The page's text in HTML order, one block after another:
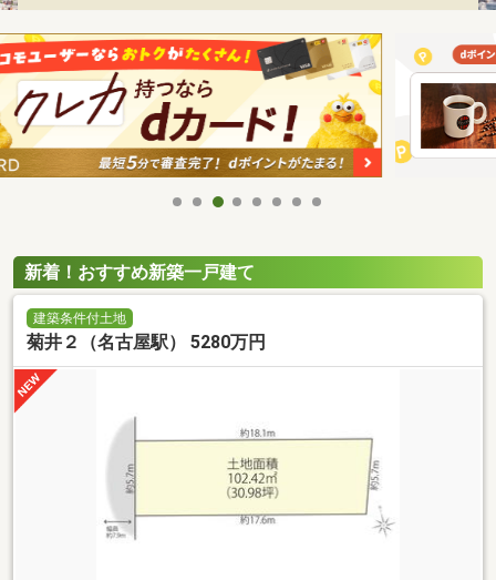
新着！おすすめ新築一戸建て
建築条件付土地
菊井２（名古屋駅） 5280万円